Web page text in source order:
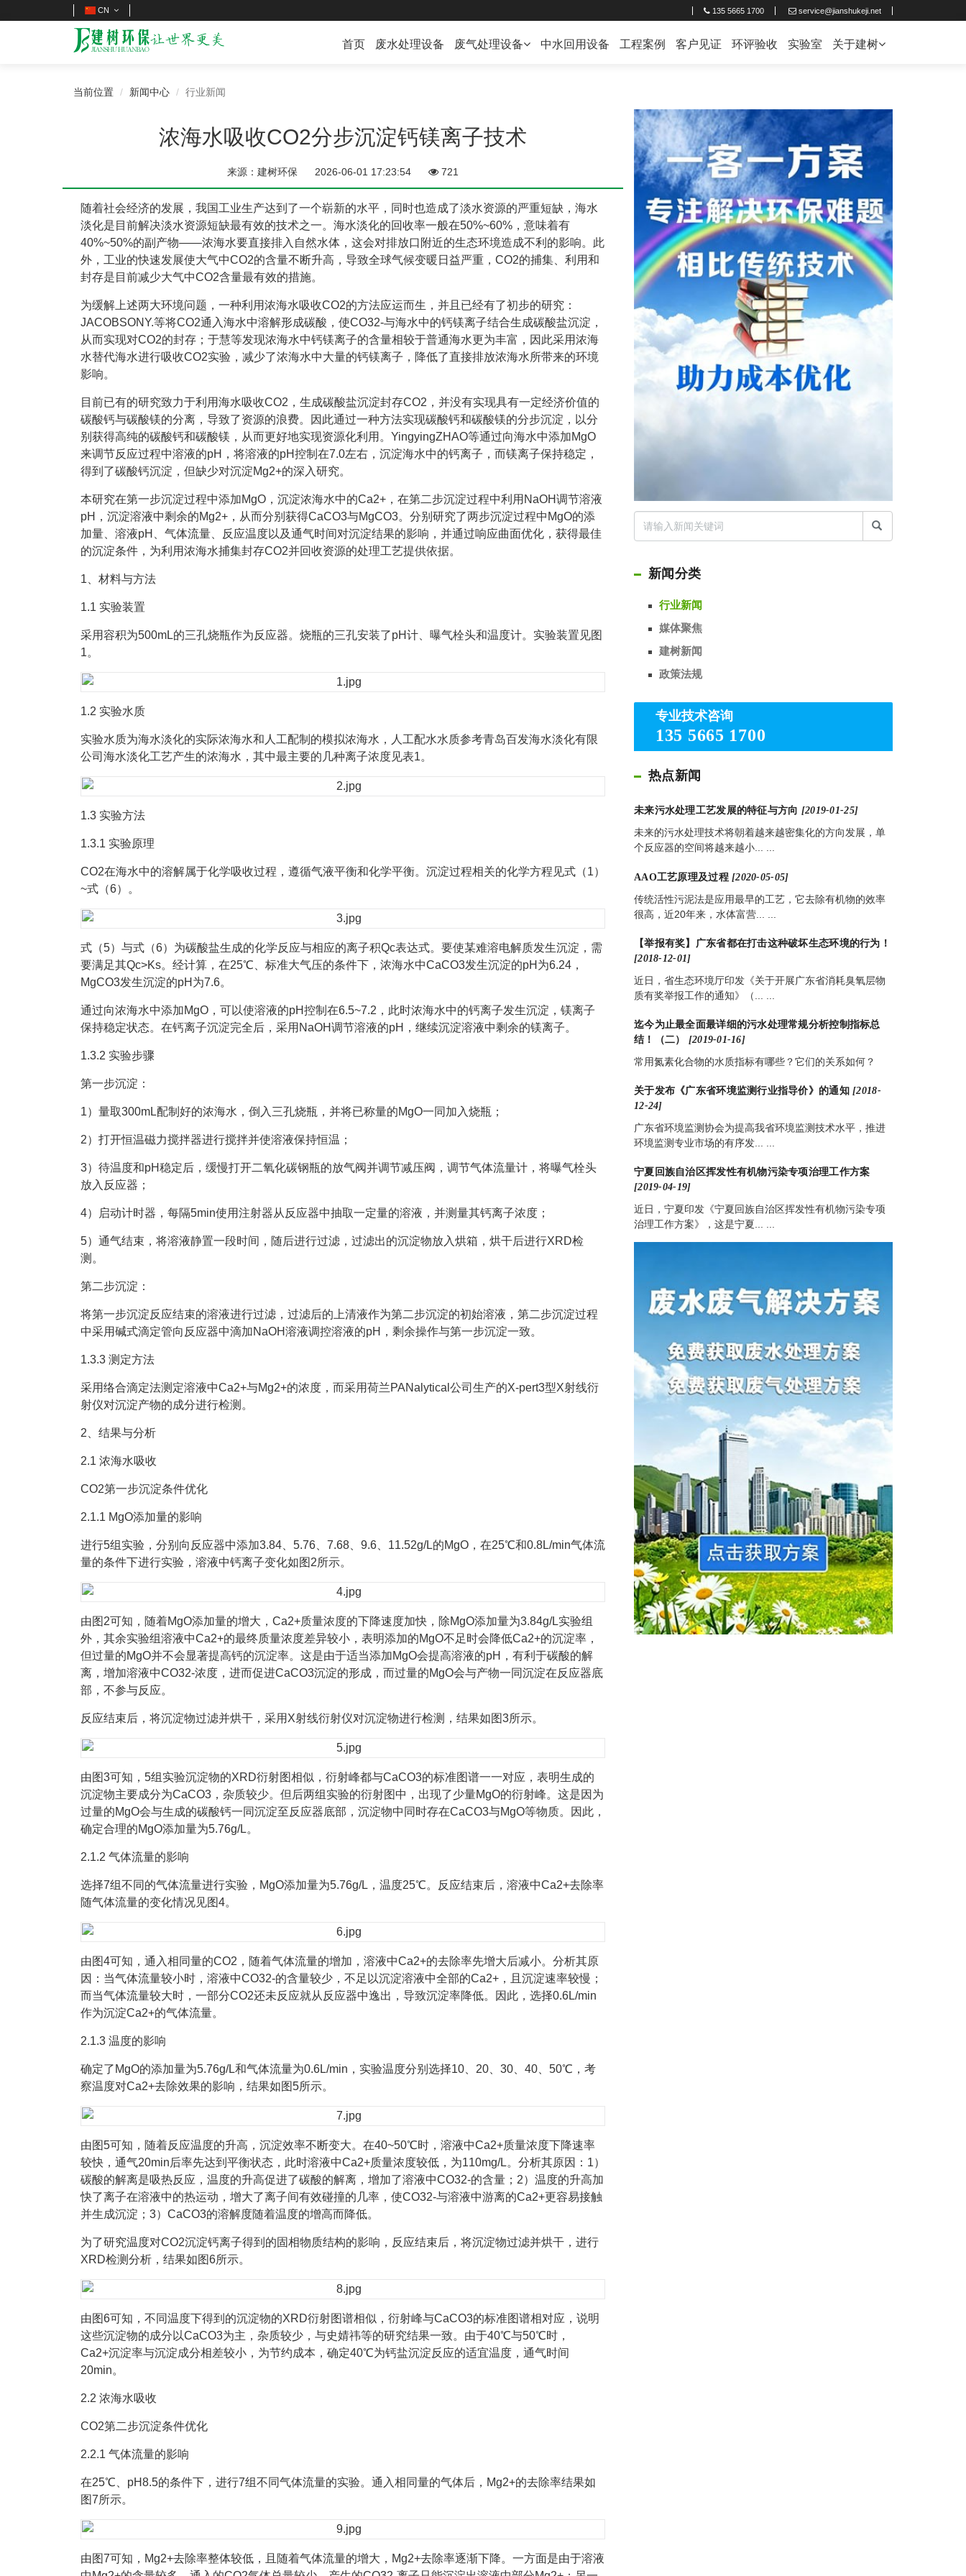
CN 135 5665 1700 service@jianshukeji.net
首页 废水处理设备 废气处理设备 中水回用设备 工程案例 客户见证 环评验收 实验室 关于建树
人才招聘
新闻中心
当前位置 新闻中心 行业新闻
浓海水吸收CO2分步沉淀钙镁离子技术
来源：建树环保 2026-06-01 17:23:54 721
随着社会经济的发展，我国工业生产达到了一个崭新的水平，同时也造成了淡水资源的严重短缺，海水
淡化是目前解决淡水资源短缺最有效的技术之一。海水淡化的回收率一般在50%~60%，意味着有
40%~50%的副产物——浓海水要直接排入自然水体，这会对排放口附近的生态环境造成不利的影响。此
外，工业的快速发展使大气中CO2的含量不断升高，导致全球气候变暖日益严重，CO2的捕集、利用和
封存是目前减少大气中CO2含量最有效的措施。
为缓解上述两大环境问题，一种利用浓海水吸收CO2的方法应运而生，并且已经有了初步的研究：
JACOBSONY.等将CO2通入海水中溶解形成碳酸，使CO32-与海水中的钙镁离子结合生成碳酸盐沉淀，
从而实现对CO2的封存；于慧等发现浓海水中钙镁离子的含量相较于普通海水更为丰富，因此采用浓海
水替代海水进行吸收CO2实验，减少了浓海水中大量的钙镁离子，降低了直接排放浓海水所带来的环境
影响。
目前已有的研究致力于利用海水吸收CO2，生成碳酸盐沉淀封存CO2，并没有实现具有一定经济价值的
碳酸钙与碳酸镁的分离，导致了资源的浪费。因此通过一种方法实现碳酸钙和碳酸镁的分步沉淀，以分
别获得高纯的碳酸钙和碳酸镁，从而更好地实现资源化利用。YingyingZHAO等通过向海水中添加MgO
来调节反应过程中溶液的pH，将溶液的pH控制在7.0左右，沉淀海水中的钙离子，而镁离子保持稳定，
得到了碳酸钙沉淀，但缺少对沉淀Mg2+的深入研究。
本研究在第一步沉淀过程中添加MgO，沉淀浓海水中的Ca2+，在第二步沉淀过程中利用NaOH调节溶液
pH，沉淀溶液中剩余的Mg2+，从而分别获得CaCO3与MgCO3。分别研究了两步沉淀过程中MgO的添
加量、溶液pH、气体流量、反应温度以及通气时间对沉淀结果的影响，并通过响应曲面优化，获得最佳
的沉淀条件，为利用浓海水捕集封存CO2并回收资源的处理工艺提供依据。
1、材料与方法
1.1 实验装置
采用容积为500mL的三孔烧瓶作为反应器。烧瓶的三孔安装了pH计、曝气栓头和温度计。实验装置见图
1。
1.2 实验水质
实验水质为海水淡化的实际浓海水和人工配制的模拟浓海水，人工配水水质参考青岛百发海水淡化有限
公司海水淡化工艺产生的浓海水，其中最主要的几种离子浓度见表1。
1.3 实验方法
1.3.1 实验原理
CO2在海水中的溶解属于化学吸收过程，遵循气液平衡和化学平衡。沉淀过程相关的化学方程见式（1）
~式（6）。
式（5）与式（6）为碳酸盐生成的化学反应与相应的离子积Qc表达式。要使某难溶电解质发生沉淀，需
要满足其Qc>Ks。经计算，在25℃、标准大气压的条件下，浓海水中CaCO3发生沉淀的pH为6.24，
MgCO3发生沉淀的pH为7.6。
通过向浓海水中添加MgO，可以使溶液的pH控制在6.5~7.2，此时浓海水中的钙离子发生沉淀，镁离子
保持稳定状态。在钙离子沉淀完全后，采用NaOH调节溶液的pH，继续沉淀溶液中剩余的镁离子。
1.3.2 实验步骤
第一步沉淀：
1）量取300mL配制好的浓海水，倒入三孔烧瓶，并将已称量的MgO一同加入烧瓶；
2）打开恒温磁力搅拌器进行搅拌并使溶液保持恒温；
3）待温度和pH稳定后，缓慢打开二氧化碳钢瓶的放气阀并调节减压阀，调节气体流量计，将曝气栓头
放入反应器；
4）启动计时器，每隔5min使用注射器从反应器中抽取一定量的溶液，并测量其钙离子浓度；
5）通气结束，将溶液静置一段时间，随后进行过滤，过滤出的沉淀物放入烘箱，烘干后进行XRD检
测。
第二步沉淀：
将第一步沉淀反应结束的溶液进行过滤，过滤后的上清液作为第二步沉淀的初始溶液，第二步沉淀过程
中采用碱式滴定管向反应器中滴加NaOH溶液调控溶液的pH，剩余操作与第一步沉淀一致。
1.3.3 测定方法
采用络合滴定法测定溶液中Ca2+与Mg2+的浓度，而采用荷兰PANalytical公司生产的X-pert3型X射线衍
射仪对沉淀产物的成分进行检测。
2、结果与分析
2.1 浓海水吸收
CO2第一步沉淀条件优化
2.1.1 MgO添加量的影响
进行5组实验，分别向反应器中添加3.84、5.76、7.68、9.6、11.52g/L的MgO，在25℃和0.8L/min气体流
量的条件下进行实验，溶液中钙离子变化如图2所示。
由图2可知，随着MgO添加量的增大，Ca2+质量浓度的下降速度加快，除MgO添加量为3.84g/L实验组
外，其余实验组溶液中Ca2+的最终质量浓度差异较小，表明添加的MgO不足时会降低Ca2+的沉淀率，
但过量的MgO并不会显著提高钙的沉淀率。这是由于适当添加MgO会提高溶液的pH，有利于碳酸的解
离，增加溶液中CO32-浓度，进而促进CaCO3沉淀的形成，而过量的MgO会与产物一同沉淀在反应器底
部，不参与反应。
反应结束后，将沉淀物过滤并烘干，采用X射线衍射仪对沉淀物进行检测，结果如图3所示。
由图3可知，5组实验沉淀物的XRD衍射图相似，衍射峰都与CaCO3的标准图谱一一对应，表明生成的
沉淀物主要成分为CaCO3，杂质较少。但后两组实验的衍射图中，出现了少量MgO的衍射峰。这是因为
过量的MgO会与生成的碳酸钙一同沉淀至反应器底部，沉淀物中同时存在CaCO3与MgO等物质。因此，
确定合理的MgO添加量为5.76g/L。
2.1.2 气体流量的影响
选择7组不同的气体流量进行实验，MgO添加量为5.76g/L，温度25℃。反应结束后，溶液中Ca2+去除率
随气体流量的变化情况见图4。
由图4可知，通入相同量的CO2，随着气体流量的增加，溶液中Ca2+的去除率先增大后减小。分析其原
因：当气体流量较小时，溶液中CO32-的含量较少，不足以沉淀溶液中全部的Ca2+，且沉淀速率较慢；
而当气体流量较大时，一部分CO2还未反应就从反应器中逸出，导致沉淀率降低。因此，选择0.6L/min
作为沉淀Ca2+的气体流量。
2.1.3 温度的影响
确定了MgO的添加量为5.76g/L和气体流量为0.6L/min，实验温度分别选择10、20、30、40、50℃，考
察温度对Ca2+去除效果的影响，结果如图5所示。
由图5可知，随着反应温度的升高，沉淀效率不断变大。在40~50℃时，溶液中Ca2+质量浓度下降速率
较快，通气20min后率先达到平衡状态，此时溶液中Ca2+质量浓度较低，为110mg/L。分析其原因：1）
碳酸的解离是吸热反应，温度的升高促进了碳酸的解离，增加了溶液中CO32-的含量；2）温度的升高加
快了离子在溶液中的热运动，增大了离子间有效碰撞的几率，使CO32-与溶液中游离的Ca2+更容易接触
并生成沉淀；3）CaCO3的溶解度随着温度的增高而降低。
为了研究温度对CO2沉淀钙离子得到的固相物质结构的影响，反应结束后，将沉淀物过滤并烘干，进行
XRD检测分析，结果如图6所示。
由图6可知，不同温度下得到的沉淀物的XRD衍射图谱相似，衍射峰与CaCO3的标准图谱相对应，说明
这些沉淀物的成分以CaCO3为主，杂质较少，与史婧祎等的研究结果一致。由于40℃与50℃时，
Ca2+沉淀率与沉淀成分相差较小，为节约成本，确定40℃为钙盐沉淀反应的适宜温度，通气时间
20min。
2.2 浓海水吸收
CO2第二步沉淀条件优化
2.2.1 气体流量的影响
在25℃、pH8.5的条件下，进行7组不同气体流量的实验。通入相同量的气体后，Mg2+的去除率结果如
图7所示。
由图7可知，Mg2+去除率整体较低，且随着气体流量的增大，Mg2+去除率逐渐下降。一方面是由于溶液
新闻分类
行业新闻
媒体聚焦
建树新闻
政策法规
专业技术咨询
135 5665 1700
热点新闻
未来污水处理工艺发展的特征与方向 [2019-01-25]
未来的污水处理技术将朝着越来越密集化的方向发展，单
个反应器的空间将越来越小... ...
AAO工艺原理及过程[2020-05-05]
传统活性污泥法是应用最早的工艺，它去除有机物的效率
很高，近20年来，水体富营... ...
【举报有奖】广东省都在打击这种破坏生态环境的行为！
[2018-12-01]
近日，省生态环境厅印发《关于开展广东省消耗臭氧层物
质有奖举报工作的通知》（... ...
迄今为止最全面最详细的污水处理常规分析控制指标总
结！（二） [2019-01-16]
常用氮素化合物的水质指标有哪些？它们的关系如何？
关于发布《广东省环境监测行业指导价》的通知[2018-
12-24]
广东省环境监测协会为提高我省环境监测技术水平，推进
环境监测专业市场的有序发... ...
宁夏回族自治区挥发性有机物污染专项治理工作方案
[2019-04-19]
近日，宁夏印发《宁夏回族自治区挥发性有机物污染专项
治理工作方案》，这是宁夏... ...